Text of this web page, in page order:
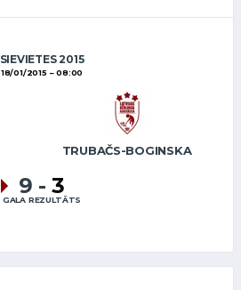
SIEVIETES 2015
18/01/2015 08:00
TRUBAČS-BOGINSKA
9 - 3
GALA REZULTĀTS